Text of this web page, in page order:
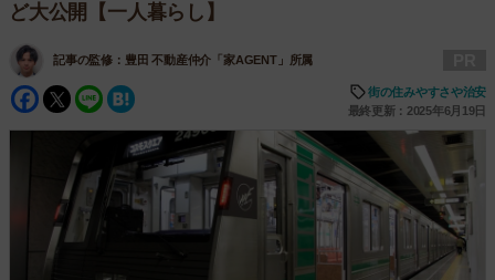
ど大公開【一人暮らし】
記事の監修： 豊田 不動産仲介「家AGENT」所属
Facebook
Twitter
Line
街の住みやすさや治安
最終更新：2025年6月19日